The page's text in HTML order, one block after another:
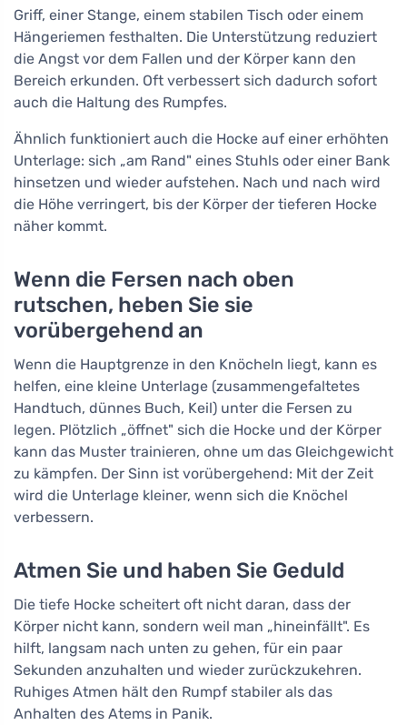
Griff, einer Stange, einem stabilen Tisch oder einem
Hängeriemen festhalten. Die Unterstützung reduziert
die Angst vor dem Fallen und der Körper kann den
Bereich erkunden. Oft verbessert sich dadurch sofort
auch die Haltung des Rumpfes.
Ähnlich funktioniert auch die Hocke auf einer erhöhten
Unterlage: sich „am Rand" eines Stuhls oder einer Bank
hinsetzen und wieder aufstehen. Nach und nach wird
die Höhe verringert, bis der Körper der tieferen Hocke
näher kommt.
Wenn die Fersen nach oben
rutschen, heben Sie sie
vorübergehend an
Wenn die Hauptgrenze in den Knöcheln liegt, kann es
helfen, eine kleine Unterlage (zusammengefaltetes
Handtuch, dünnes Buch, Keil) unter die Fersen zu
legen. Plötzlich „öffnet" sich die Hocke und der Körper
kann das Muster trainieren, ohne um das Gleichgewicht
zu kämpfen. Der Sinn ist vorübergehend: Mit der Zeit
wird die Unterlage kleiner, wenn sich die Knöchel
verbessern.
Atmen Sie und haben Sie Geduld
Die tiefe Hocke scheitert oft nicht daran, dass der
Körper nicht kann, sondern weil man „hineinfällt". Es
hilft, langsam nach unten zu gehen, für ein paar
Sekunden anzuhalten und wieder zurückzukehren.
Ruhiges Atmen hält den Rumpf stabiler als das
Anhalten des Atems in Panik.